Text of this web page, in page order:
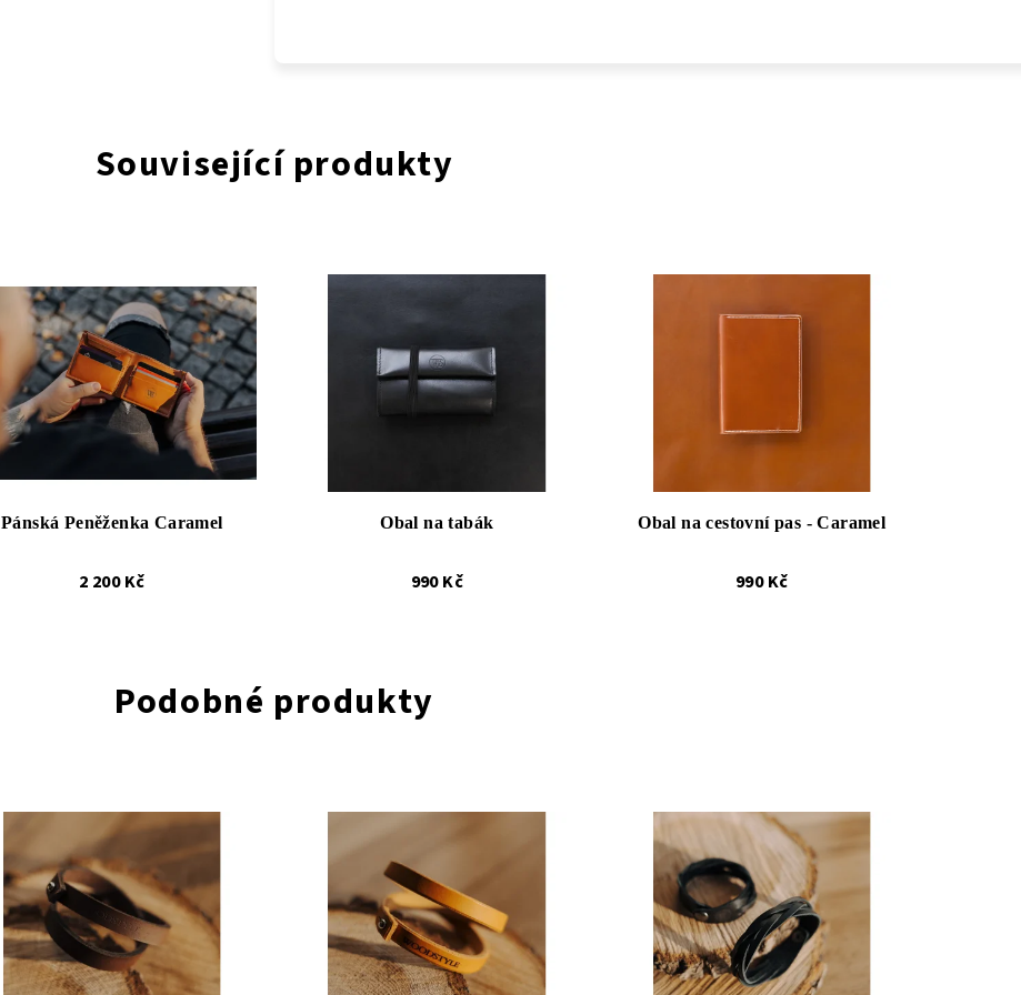
Související produkty
Pánská Peněženka Caramel
2 200 Kč
Obal na tabák
990 Kč
Obal na cestovní pas - Caramel
990 Kč
Podobné produkty